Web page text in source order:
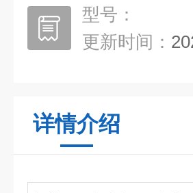
型号：
更新时间：
详情介绍